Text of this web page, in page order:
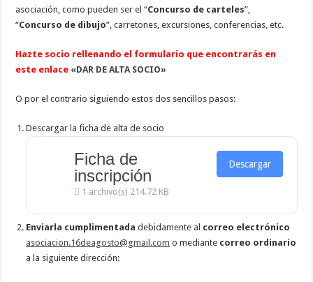
asociación, como pueden ser el “Concurso de carteles”,
“Concurso de dibujo”, carretones, excursiones, conferencias, etc.
Hazte socio rellenando el formulario que encontrarás en
este enlace «DAR DE ALTA SOCIO»
O por el contrario siguiendo estos dos sencillos pasos:
Descargar la ficha de alta de socio
Ficha de
inscripción
1 archivo(s) 214.72 KB
Descargar
Enviarla cumplimentada debidamente al correo electrónico
asociacion.16deagosto@gmail.com o mediante correo ordinario
a la siguiente dirección: